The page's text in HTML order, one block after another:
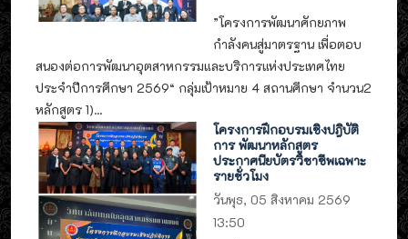
”โครงการพัฒนาศักยภาพ
กำลังคนสู่มาตรฐาน เพื่อตอบ
สนองต่อการพัฒนาอุตสาหกรรมและบริการแห่งประเทศไทย
ประจำปีการศึกษา 2569“ กลุ่มเป้าหมาย 4 สถานศึกษา จำนวน2
หลักสูตร 1)...
โครงการฝึกอบรมเชิงปฎิบัติ
การ พัฒนาหลักสูตร
ประกาศนียบัตรวิชาชีพเฉพาะ
รายชั่วโมง
วันพุธ, 05 สิงหาคม 2569
13:50